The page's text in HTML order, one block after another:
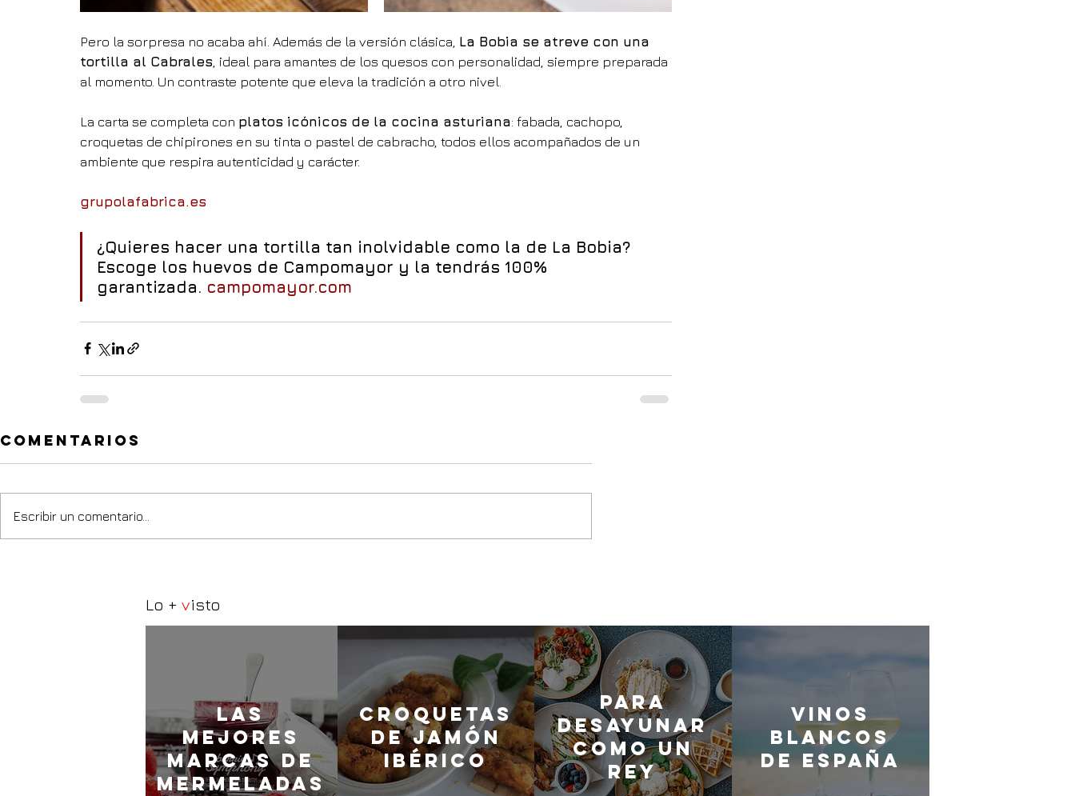
Pero la sorpresa no acaba ahí. Además de la versión clásica, La Bobia se atreve con una
tortilla al Cabrales , ideal para amantes de los quesos con personalidad, siempre preparada
al momento. Un contraste potente que eleva la tradición a otro nivel.
La carta se completa con platos icónicos de la cocina asturiana: fabada, cachopo,
croquetas de chipirones en su tinta o pastel de cabracho, todos ellos acompañados de un
ambiente que respira autenticidad y carácter.
grupolafabrica.es
¿Quieres hacer una tortilla tan inolvidable como la de La Bobia?
Escoge los huevos de Campomayor y la tendrás 100%
garantizada. campomayor.com
Comentarios
Escribir un comentario...
Lo + visto
LaS
MEJORES
marcas de
mermeladas
Croquetas
de jamón
ibérico
Para
desayunar
como un
rey
Vinos
blancos
de España